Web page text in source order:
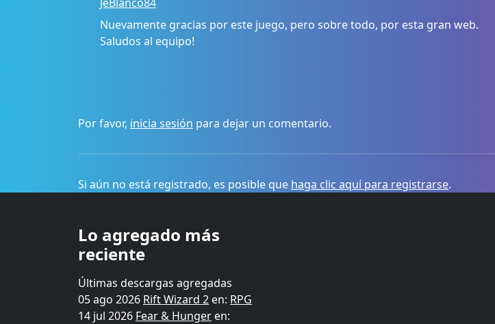
Nuevamente gracias por este juego, pero sobre todo, por esta gran web.
Saludos al equipo!
Por favor, inicia sesión para dejar un comentario.
Si aún no está registrado, es posible que haga clic aquí para registrarse.
Lo agregado más
reciente
Últimas descargas agregadas
05 ago 2026 Rift Wizard 2 en: RPG
14 jul 2026 Fear & Hunger en: